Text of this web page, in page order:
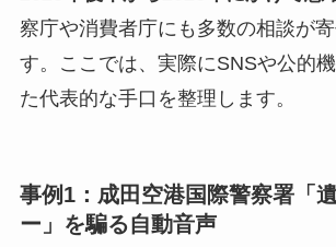
察庁や消費者庁にも多数の相談が
す。ここでは、実際にSNSや公的
た代表的な手口を整理します。
事例1：成田空港国際警察署「
ー」を騙る自動音声